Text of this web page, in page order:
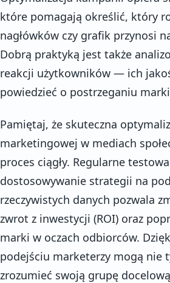
które pomagają określić, który
nagłówków czy grafik przynosi
Dobrą praktyką jest także
reakcji użytkowników — ich
powiedzieć o postrzeganiu
Pamiętaj, że skuteczna
marketingowej w mediach
proces ciągły. Regularne
dostosowywanie strategii na
rzeczywistych danych pozwala
zwrot z inwestycji (ROI) oraz
marki w oczach odbiorców.
podejściu marketerzy mogą nie
zrozumieć swoją grupę